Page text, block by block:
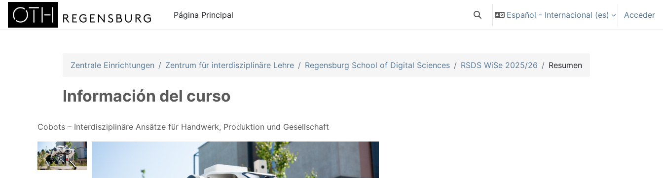
Salta al contenido principal
Página Principal
Selector de búsqueda de entrada
Español - Internacional ‎(es)‎ Acceder
Zentrale Einrichtungen Zentrum für interdisziplinäre Lehre Regensburg School of Digital Sciences RSDS WiSe 2025/26 Resumen
Información del curso
Cobots – Interdisziplinäre Ansätze für Handwerk, Produktion und Gesellschaft